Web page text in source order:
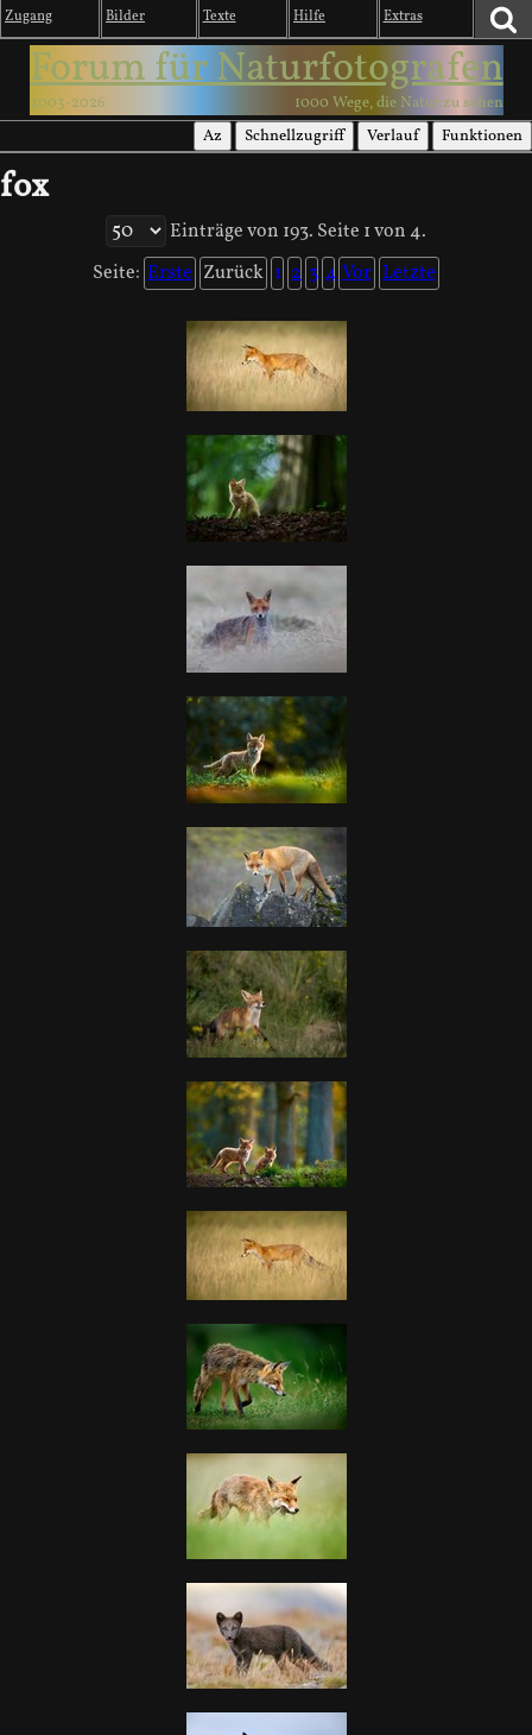
Zugang Bilder Texte Hilfe Extras
Forum für Naturfotografen
2003-2026 1000 Wege, die Natur zu sehen
Az Schnellzugriff Verlauf Funktionen
fox
Einträge von 193. Seite 1 von 4.
Seite: Erste Zurück 1 2 3 4Vor Letzte